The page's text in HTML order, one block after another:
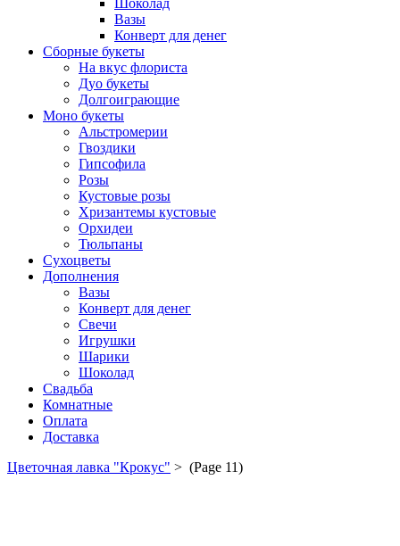
Шоколад
Вазы
Конверт для денег
Сборные букеты
На вкус флориста
Дуо букеты
Долгоиграющие
Моно букеты
Альстромерии
Гвоздики
Гипсофила
Розы
Кустовые розы
Хризантемы кустовые
Орхидеи
Тюльпаны
Сухоцветы
Дополнения
Вазы
Конверт для денег
Свечи
Игрушки
Шарики
Шоколад
Свадьба
Комнатные
Оплата
Доставка
Цветочная лавка "Крокус" > (Page 11)